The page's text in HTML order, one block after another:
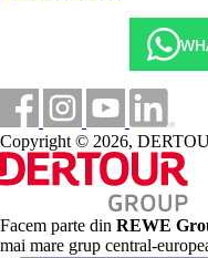
Categoria oficiala
Distanţe
7 km
Centrul orasului
50 km
Distanta de cel mai
1,5 km
Copyright © 2026,
Facem parte din REWE
mai mare grup central-